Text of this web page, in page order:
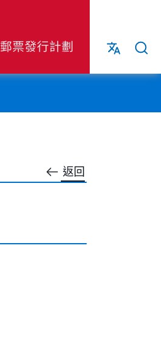
郵票發行計劃
返回